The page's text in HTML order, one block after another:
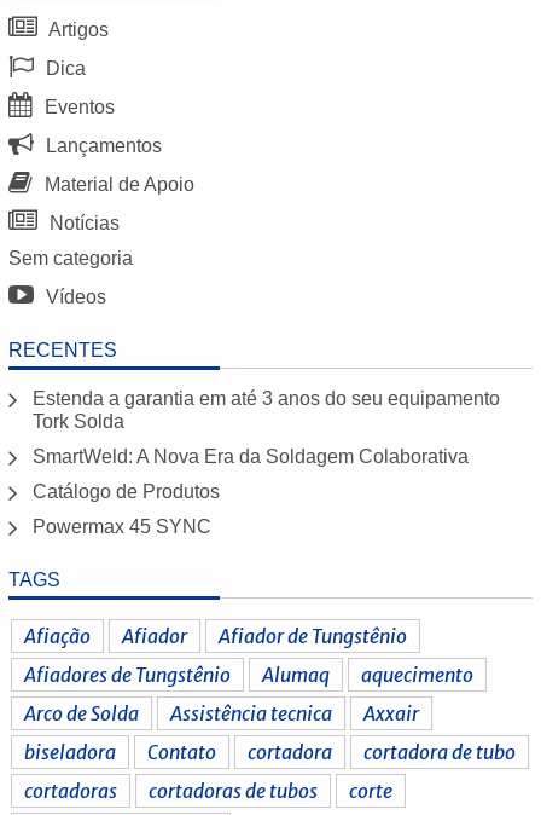
Artigos
Dica
Eventos
Lançamentos
Material de Apoio
Notícias
Sem categoria
Vídeos
RECENTES
Estenda a garantia em até 3 anos do seu equipamento
Tork Solda
SmartWeld: A Nova Era da Soldagem Colaborativa
Catálogo de Produtos
Powermax 45 SYNC
TAGS
Afiação Afiador
Afiador de Tungstênio
Afiadores de Tungstênio
Alumaq
aquecimento
Arco de Solda
Assistência tecnica
Axxair
biseladora
Contato cortadora
cortadora de tubo
cortadoras
cortadoras de tubos
corte